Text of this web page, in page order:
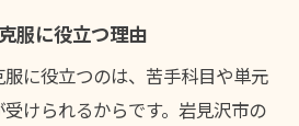
服に役立つ理由
に役立つのは、苦手科目や単元
けられるからです。岩見沢市の